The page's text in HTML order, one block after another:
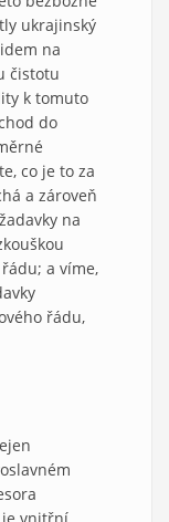
ukrajinský
na
čistotu
k tomuto
do
co je to za
a zároveň
na
a víme,
řádu,